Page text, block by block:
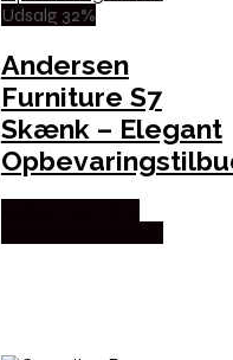
Udsalg 32%
Andersen
Furniture S7
Skænk – Elegant